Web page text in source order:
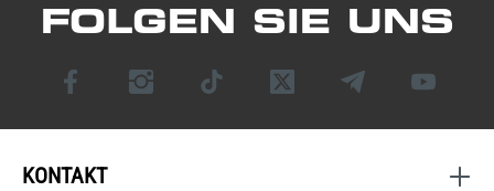
FOLGEN SIE UNS
KONTAKT